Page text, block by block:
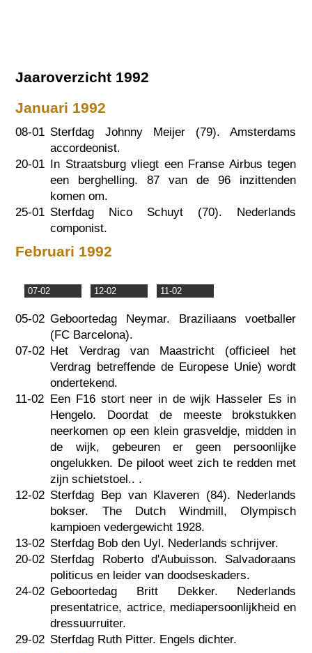
Jaaroverzicht 1992
Januari 1992
08-01 Sterfdag Johnny Meijer (79). Amsterdams
accordeonist.
20-01 In Straatsburg vliegt een Franse Airbus tegen
een berghelling. 87 van de 96 inzittenden
komen om.
25-01 Sterfdag Nico Schuyt (70). Nederlands
componist.
Februari 1992
07-02 12-02 11-02
05-02 Geboortedag Neymar. Braziliaans voetballer
(FC Barcelona).
07-02 Het Verdrag van Maastricht (officieel het
Verdrag betreffende de Europese Unie) wordt
ondertekend.
11-02 Een F16 stort neer in de wijk Hasseler Es in
Hengelo. Doordat de meeste brokstukken
neerkomen op een klein grasveldje, midden in
de wijk, gebeuren er geen persoonlijke
ongelukken. De piloot weet zich te redden met
zijn schietstoel.. .
12-02 Sterfdag Bep van Klaveren (84). Nederlands
bokser. The Dutch Windmill, Olympisch
kampioen vedergewicht 1928.
13-02 Sterfdag Bob den Uyl. Nederlands schrijver.
20-02 Sterfdag Roberto d'Aubuisson. Salvadoraans
politicus en leider van doodseskaders.
24-02 Geboortedag Britt Dekker. Nederlands
presentatrice, actrice, mediapersoonlijkheid en
dressuurruiter.
29-02 Sterfdag Ruth Pitter. Engels dichter.